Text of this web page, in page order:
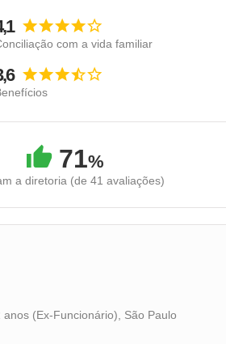
com a vida familiar
71%
a diretoria (de 41 avaliações)
(Ex-Funcionário), São Paulo